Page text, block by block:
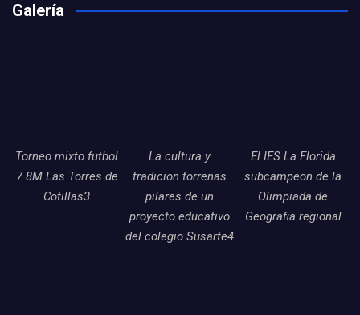
Galería
Torneo mixto futbol
7 8M Las Torres de
Cotillas3
La cultura y
tradicion torrenas
pilares de un
proyecto educativo
del colegio Susarte4
El IES La Florida
subcampeon de la
Olimpiada de
Geografia regional